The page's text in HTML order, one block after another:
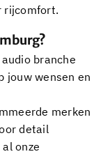
rijcomfort.
branche
jouw wensen en
merken
detail
al onze